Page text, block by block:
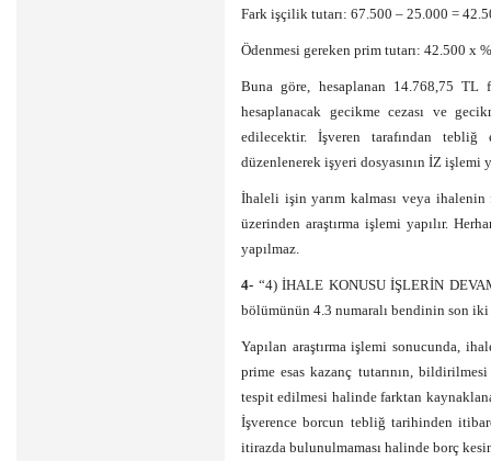
Fark işçilik tutarı: 67.500 – 25.000 =
Ödenmesi gereken prim tutarı: 42.500 x
Buna göre, hesaplanan 14.768,75 TL
hesaplanacak gecikme cezası ve
edilecektir. İşveren tarafından
düzenlenerek işyeri dosyasının İZ işlemi
İhaleli işin yarım kalması veya ihalenin
üzerinden araştırma işlemi yapılır.
yapılmaz.
4- “4) İHALE KONUSU İŞLERİN
bölümünün 4.3 numaralı bendinin son
Yapılan araştırma işlemi sonucunda,
prime esas kazanç tutarının,
tespit edilmesi halinde farktan
İşverence borcun tebliğ tarihinden
itirazda bulunulmaması halinde borç